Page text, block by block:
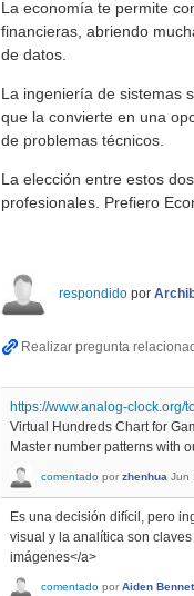
La economía te permite
financieras, abriendo
de datos.
La ingeniería de sistemas
que la convierte en una
de problemas técnicos.
La elección entre estos
profesionales. Prefiero
respondido por
https://www.analog-clock.org/
Virtual Hundreds Chart for
Master number patterns with
comentado por zhenhua Jun
Es una decisión difícil, pero
visual y la analítica son
imágenes</a>
comentado por Aiden